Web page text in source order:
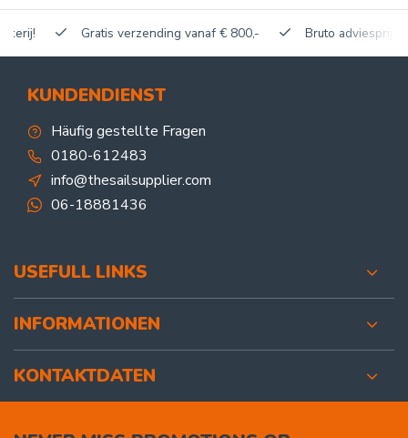
Gratis verzending vanaf € 800,- Bruto adviesprijzen,
KUNDENDIENST
Häufig gestellte Fragen
0180-612483
info@thesailsupplier.com
06-18881436
USEFULL LINKS
INFORMATIONEN
KONTAKTDATEN